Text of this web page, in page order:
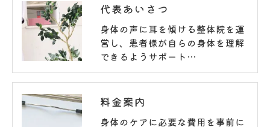
代表あいさつ
身体の声に耳を傾ける整体院を運
営し、患者様が自らの身体を理解
できるようサポート…
料金案内
身体のケアに必要な費用を事前に